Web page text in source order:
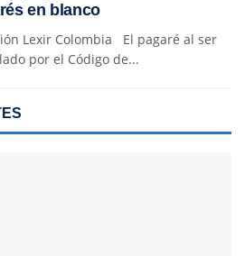
en blanco
Lexir Colombia El pagaré al ser
por el Código de...